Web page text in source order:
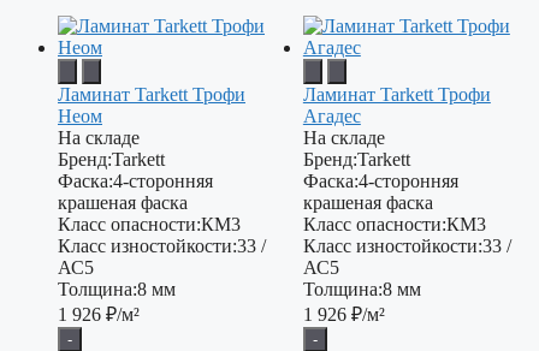
Ламинат Tarkett Трофи
Неом
На складе
Бренд:Tarkett
Фаска:4-сторонняя
крашеная фаска
Класс опасности:КМ3
Класс изностойкости:33 /
АС5
Толщина:8 мм
1 926 ₽/м²
-
Ламинат Tarkett Трофи
Агадес
На складе
Бренд:Tarkett
Фаска:4-сторонняя
крашеная фаска
Класс опасности:КМ3
Класс изностойкости:33 /
АС5
Толщина:8 мм
1 926 ₽/м²
-